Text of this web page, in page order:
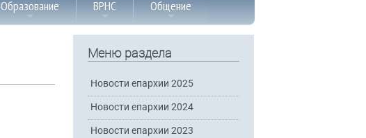
Образование ВРНС Общение
Меню раздела
Новости епархии 2025
Новости епархии 2024
Новости епархии 2023